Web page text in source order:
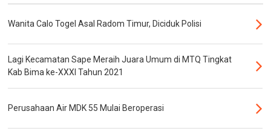
Wanita Calo Togel Asal Radom Timur, Diciduk Polisi
Lagi Kecamatan Sape Meraih Juara Umum di MTQ Tingkat
Kab Bima ke-XXXI Tahun 2021
Perusahaan Air MDK 55 Mulai Beroperasi